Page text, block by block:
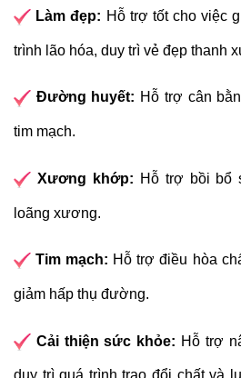
Làm đẹp: Hỗ trợ tốt cho việc
trình lão hóa, duy trì vẻ đẹp thanh
Đường huyết: Hỗ trợ cân
tim mạch.
Xương khớp: Hỗ trợ bồi bổ
loãng xương.
Tim mạch: Hỗ trợ điều hòa
giảm hấp thụ đường.
Cải thiện sức khỏe: Hỗ trợ